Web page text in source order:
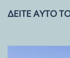
ΔΕΊΤΕ ΑΥΤΌ